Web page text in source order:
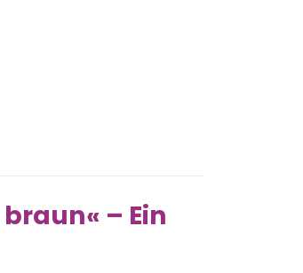
– Ein